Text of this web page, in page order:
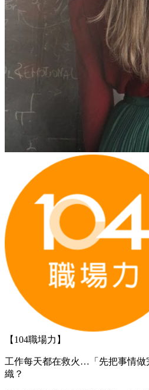
【104職場力】
工作每天都在救火…「先把事情做
織？